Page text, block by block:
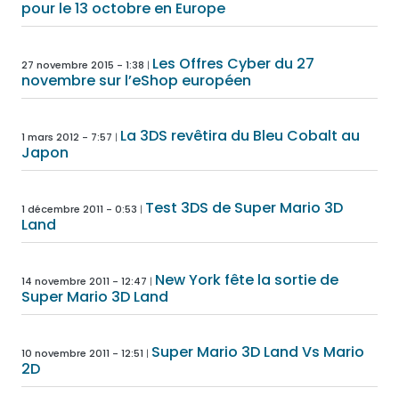
pour le 13 octobre en Europe
27 novembre 2015 - 1:38
Les Offres Cyber du 27
novembre sur l’eShop européen
1 mars 2012 - 7:57
La 3DS revêtira du Bleu Cobalt au
Japon
1 décembre 2011 - 0:53
Test 3DS de Super Mario 3D
Land
14 novembre 2011 - 12:47
New York fête la sortie de
Super Mario 3D Land
10 novembre 2011 - 12:51
Super Mario 3D Land Vs Mario
2D